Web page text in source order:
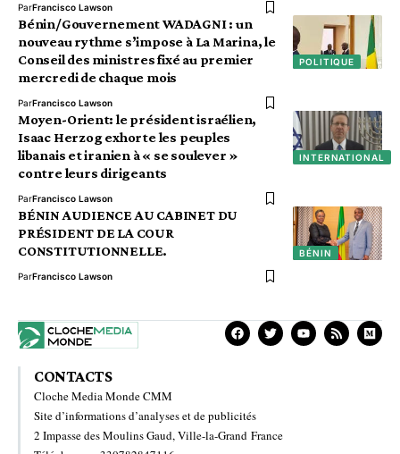
ParFrancisco Lawson
POLITIQUE
Bénin/Gouvernement WADAGNI : un
nouveau rythme s’impose à La Marina, le
Conseil des ministres fixé au premier
mercredi de chaque mois
ParFrancisco Lawson
INTERNATIONAL
Moyen-Orient: le président israélien,
Isaac Herzog exhorte les peuples
libanais et iranien à « se soulever »
contre leurs dirigeants
ParFrancisco Lawson
BÉNIN
BÉNIN AUDIENCE AU CABINET DU
PRÉSIDENT DE LA COUR
CONSTITUTIONNELLE.
ParFrancisco Lawson
CONTACTS
Cloche Media Monde CMM
Site d’informations d’analyses et de publicités
2 Impasse des Moulins Gaud, Ville-la-Grand France